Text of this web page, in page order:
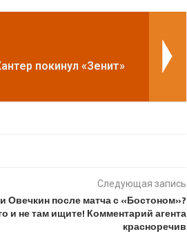
покинул «Зенит»
Следующая запись
Овечкин после матча с «Бостоном»?
и не там ищите! Комментарий агента
красноречив